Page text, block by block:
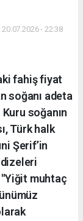
- 22:38
fahiş fiyat
soğanı adeta
soğanın
Türk halk
Şerif’in
"Yiğit muhtaç